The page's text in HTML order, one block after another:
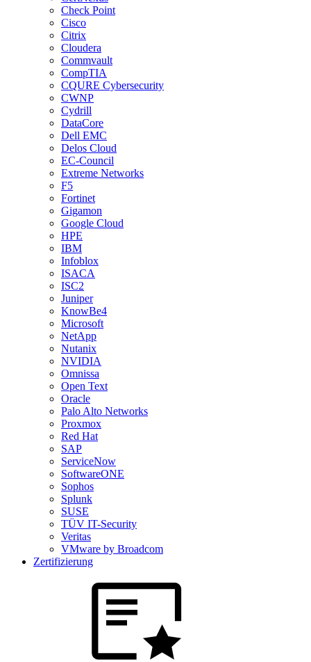
Check Point
Cisco
Citrix
Cloudera
Commvault
CompTIA
CQURE Cybersecurity
CWNP
Cydrill
DataCore
Dell EMC
Delos Cloud
EC-Council
Extreme Networks
F5
Fortinet
Gigamon
Google Cloud
HPE
IBM
Infoblox
ISACA
ISC2
Juniper
KnowBe4
Microsoft
NetApp
Nutanix
NVIDIA
Omnissa
Open Text
Oracle
Palo Alto Networks
Proxmox
Red Hat
SAP
ServiceNow
SoftwareONE
Sophos
Splunk
SUSE
TÜV IT-Security
Veritas
VMware by Broadcom
Zertifizierung